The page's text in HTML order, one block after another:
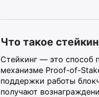
Что такое
Стейкинг — это способ
механизме Proof-of-
поддержки работы
получают